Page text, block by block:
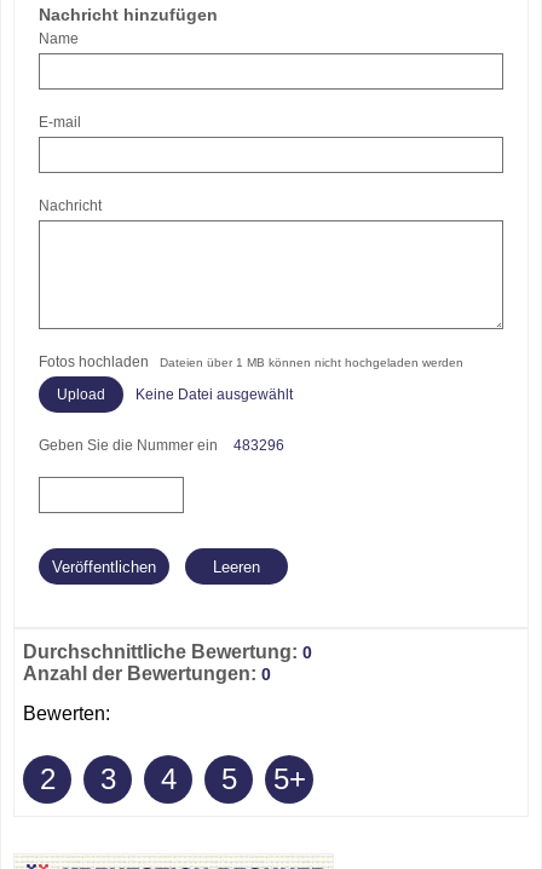
Nachricht hinzufügen
Name
E-mail
Nachricht
Fotos hochladen Dateien über 1 MB können nicht hochgeladen werden
Keine Datei ausgewählt
Geben Sie die Nummer ein 483296
Durchschnittliche Bewertung: 0
Anzahl der Bewertungen: 0
Bewerten:
2 3 4 5 5+